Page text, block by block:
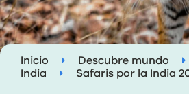
Inicio Descubre mundo
India
Safaris por la India